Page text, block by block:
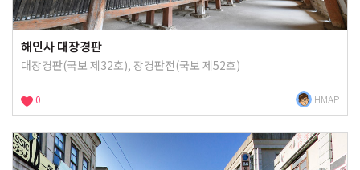
해인사 대장경판
대장경판(국보 제32호), 장경판전(국보 제52호)
0 HMAP